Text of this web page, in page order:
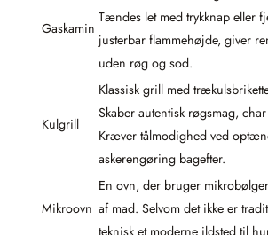
Gaskamin
Tændes let med trykknap eller
justerbar flammehøjde, giver
uden røg og sod.
Kulgrill
Klassisk grill med
Skaber autentisk røgsmag,
Kræver tålmodighed ved
askerengøring bagefter.
Mikroovn
En ovn, der bruger
af mad. Selvom det ikke er
teknisk et moderne ildsted til